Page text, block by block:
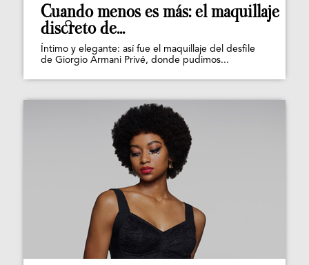
Cuando menos es más: el maquillaje
discreto de...
Íntimo y elegante: así fue el maquillaje del desfile
de Giorgio Armani Privé, donde pudimos...